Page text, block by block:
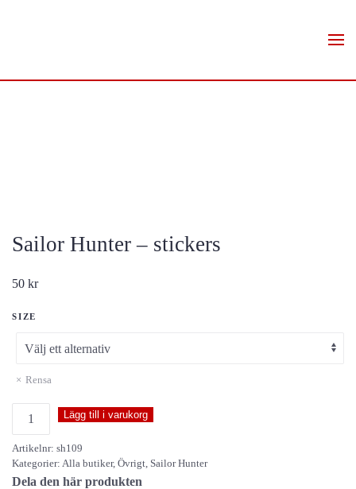
Sailor Hunter – stickers
50 kr
SIZE
Rensa
Sailor
Hunter
-
stickers
Lägg till i varukorg
Artikelnr: sh109
Kategorier: Alla butiker, Övrigt, Sailor Hunter
Dela den här produkten